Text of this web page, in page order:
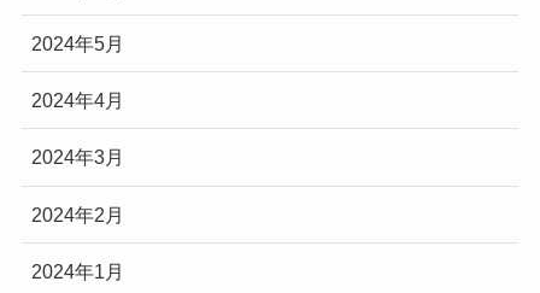
2024年5月
2024年4月
2024年3月
2024年2月
2024年1月